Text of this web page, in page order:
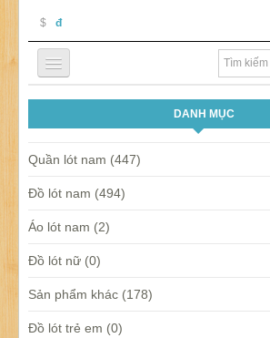
$ đ
DANH MỤC
Quần lót nam (447)
Đồ lót nam (494)
Áo lót nam (2)
Đồ lót nữ (0)
Sản phẩm khác (178)
Đồ lót trẻ em (0)